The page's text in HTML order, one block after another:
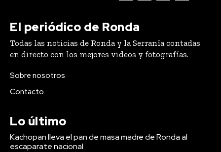
El periódico de Ronda
Todas las noticias de Ronda y la Serranía contadas
en directo con los mejores videos y fotografías.
Sobre nosotros
Contacto
Lo último
Kachopan lleva el pan de masa madre de Ronda al
escaparate nacional